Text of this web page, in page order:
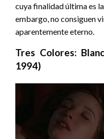
cuya finalidad última es
embargo, no consiguen
aparentemente eterno.
Tres Colores:
1994)